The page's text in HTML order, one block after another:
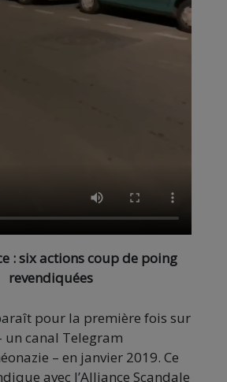
: six actions coup de poing
revendiquées
pour la première fois sur
un canal Telegram
– en janvier 2019. Ce
avec l’Alliance Scandale